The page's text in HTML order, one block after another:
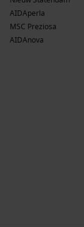
AIDAperla
MSC Preziosa
AIDAnova